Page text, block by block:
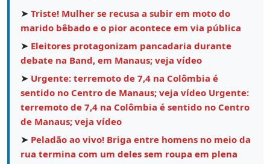
➤ Triste! Mulher se recusa a subir em moto do
marido bêbado e o pior acontece em via pública
➤ Eleitores protagonizam pancadaria durante
debate na Band, em Manaus; veja vídeo
➤ Urgente: terremoto de 7,4 na Colômbia é
sentido no Centro de Manaus; veja vídeo Urgente:
terremoto de 7,4 na Colômbia é sentido no Centro
de Manaus; veja vídeo
➤ Peladão ao vivo! Briga entre homens no meio da
rua termina com um deles sem roupa em plena